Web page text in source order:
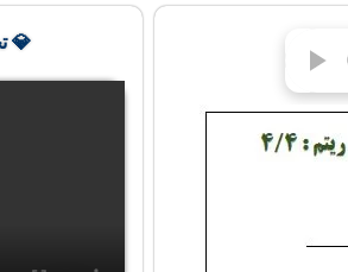
💎